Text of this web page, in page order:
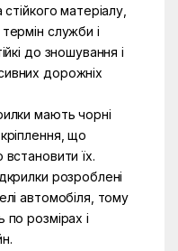
матеріалу,
служби і
до зношування і
дорожніх
мають чорні
що
їх.
розроблені
автомобіля, тому
по розмірах і